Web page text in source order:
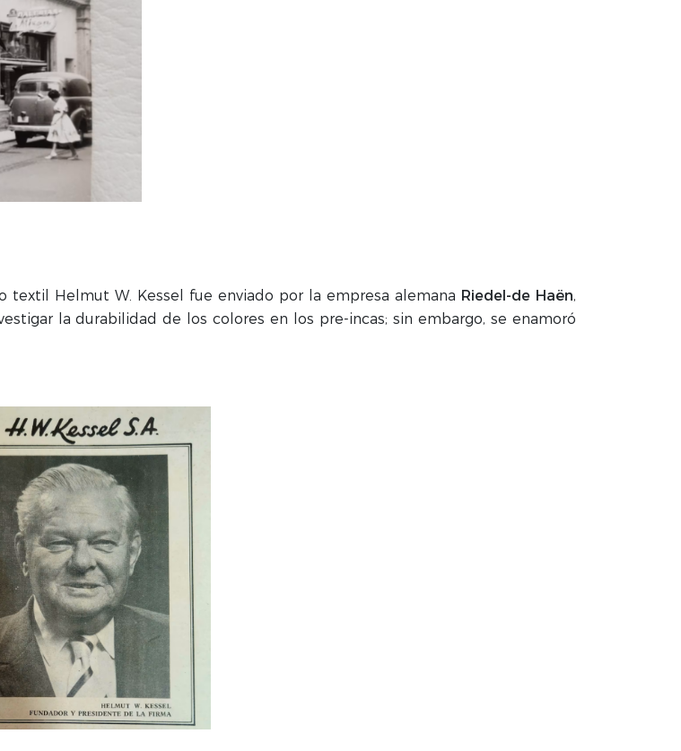
Helmut W. Kessel fue enviado por la empresa alemana Riedel-de Haën,
la durabilidad de los colores en los pre-incas; sin embargo, se enamoró